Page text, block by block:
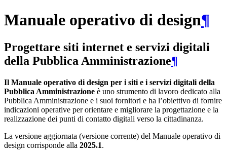
Manuale operativo di design¶
Progettare siti internet e servizi digitali
della Pubblica Amministrazione¶
Il Manuale operativo di design per i siti e i servizi digitali della
Pubblica Amministrazione è uno strumento di lavoro dedicato alla
Pubblica Amministrazione e i suoi fornitori e ha l’obiettivo di fornire
indicazioni operative per orientare e migliorare la progettazione e la
realizzazione dei punti di contatto digitali verso la cittadinanza.
La versione aggiornata (versione corrente) del Manuale operativo di
design corrisponde alla 2025.1.